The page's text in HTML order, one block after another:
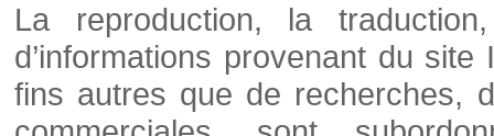
La reproduction, la
d’informations provenant du
fins autres que de recherches,